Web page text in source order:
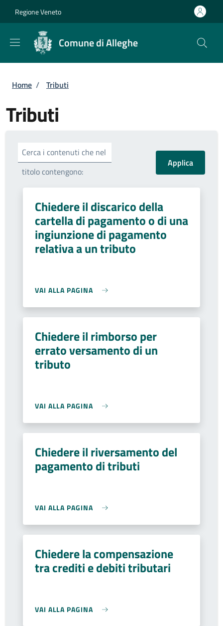
Regione Veneto
Comune di Alleghe
Briciole di pane
Home / Tributi
Tributi
Cerca i contenuti che nel
titolo contengono:
Chiedere il discarico della
cartella di pagamento o di una
ingiunzione di pagamento
relativa a un tributo
VAI ALLA PAGINA
Chiedere il rimborso per
errato versamento di un
tributo
VAI ALLA PAGINA
Chiedere il riversamento del
pagamento di tributi
VAI ALLA PAGINA
Chiedere la compensazione
tra crediti e debiti tributari
VAI ALLA PAGINA